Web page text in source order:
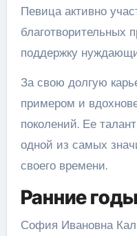
Певица активно
благотворительных
поддержку
За свою долгую
примером и
поколений. Ее
одной из самых
своего времени.
Ранние
София Ивановна